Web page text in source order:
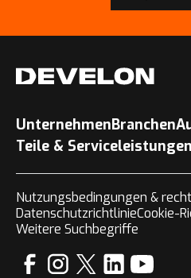
UnternehmenBranchen
Teile & Serviceleistungen
Nutzungsbedingungen &
DatenschutzrichtlinieCookie-
Weitere Suchbegriffe